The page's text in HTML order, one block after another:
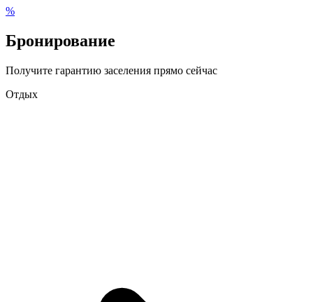
%
Бронирование
Получите гарантию заселения прямо сейчас
Отдых